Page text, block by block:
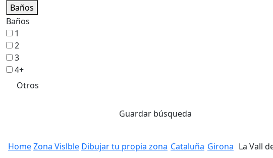
Baños
Baños
1
2
3
4+
Otros
Guardar búsqueda
HomeZona Vislble Dibujar tu propia zona Cataluña Girona La Vall